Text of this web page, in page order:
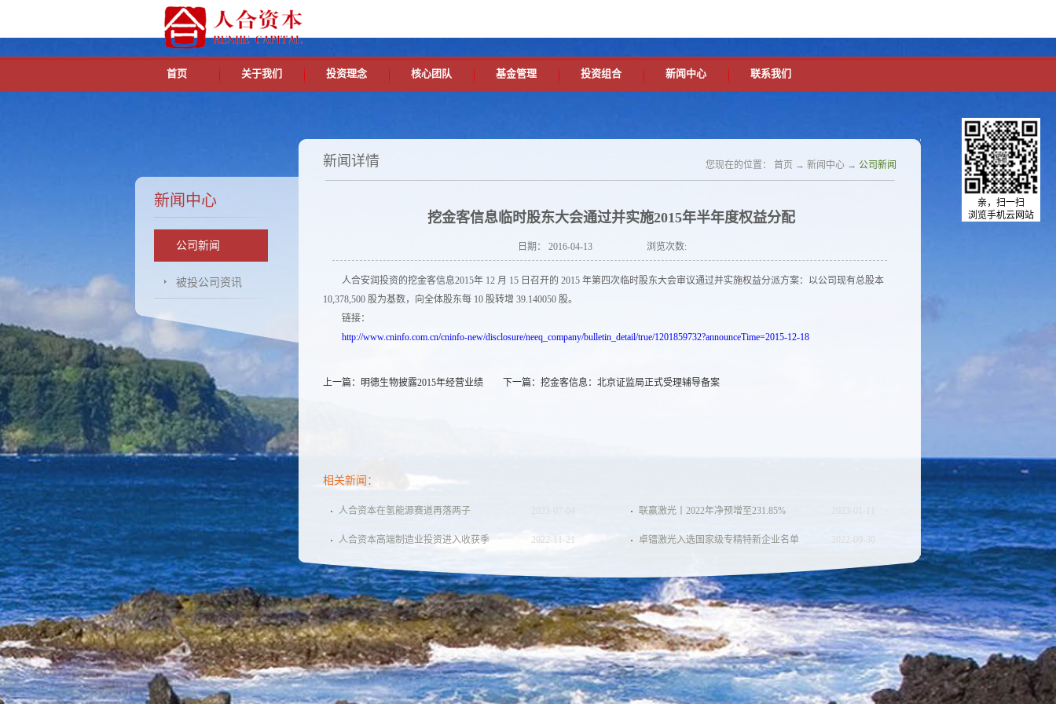
首页 关于我们 投资理念 核心团队 基金管理 投资组合 新闻中心 联系我们
新闻中心
公司新闻
被投公司资讯
新闻详情 您现在的位置： 首页 → 新闻中心 → 公司新闻
挖金客信息临时股东大会通过并实施2015年半年度权益分配
日期： 2016-04-13 浏览次数:
人合安润投资的挖金客信息2015年 12 月 15 日召开的 2015 年第四次临时股东大会审议通过并实施权益分派方案：以公司现有总股本
10,378,500 股为基数，向全体股东每 10 股转增 39.140050 股。
链接：
http://www.cninfo.com.cn/cninfo-new/disclosure/neeq_company/bulletin_detail/true/1201859732?announceTime=2015-12-18
上一篇： 明德生物披露2015年经营业绩 下一篇： 挖金客信息：北京证监局正式受理辅导备案
相关新闻：
人合资本在氢能源赛道再落两子 2023 - 07 联赢激光丨2022年净预增至231.85% 2023 - -
人合资本高端制造业投资进入收获季 2022- -21 卓镭激光入选国家级专精特新企业名单 2022- 09-30
亲，扫一扫
浏览手机云网站